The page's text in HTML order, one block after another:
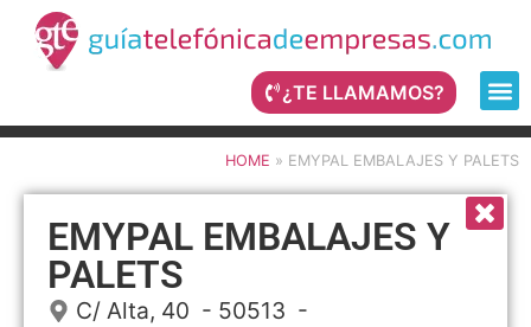
¿TE LLAMAMOS?
HOME » EMYPAL EMBALAJES Y PALETS
EMYPAL EMBALAJES Y
PALETS
C/ Alta, 40 - 50513 -